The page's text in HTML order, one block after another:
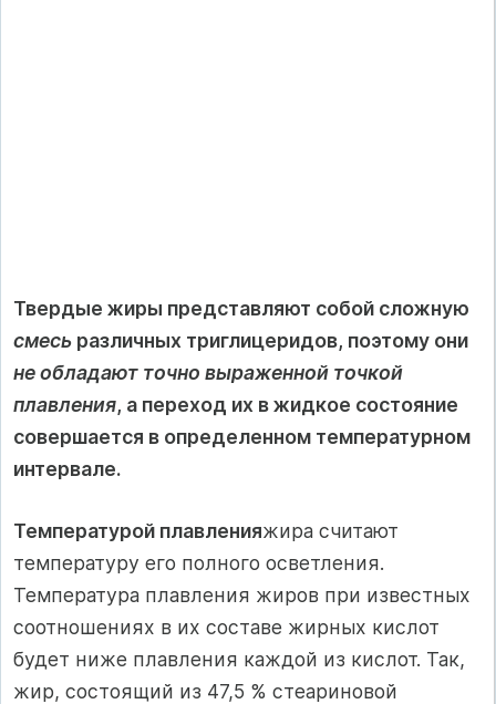
Твердые жиры представляют собой сложную
смесь раз­личных триглицеридов, поэтому они
не обладают точно выра­женной точкой
плавления, а переход их в жидкое состояние
со­вершается в определенном температурном
интервале.
Температурой плавленияжира считают
температуру его пол­ного осветления.
Температура плавления жиров при известных
соотношениях в их составе жирных кислот
будет ниже плавления каждой из кислот. Так,
жир, состоящий из 47,5 % стеариновой